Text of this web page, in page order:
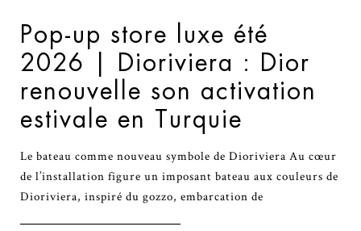
Pop-up store luxe été
2026 | Dioriviera : Dior
renouvelle son activation
estivale en Turquie
Le bateau comme nouveau symbole de Dioriviera Au cœur
de l’installation figure un imposant bateau aux couleurs de
Dioriviera, inspiré du gozzo, embarcation de